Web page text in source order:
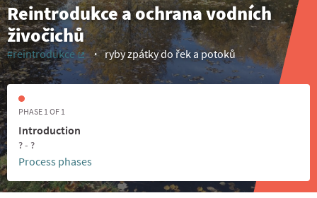
Reintrodukce a ochrana vodních
živočichů
#reintrodukce
(External link)
ryby zpátky do řek a potoků
PHASE 1 OF 1
Introduction
? - ?
Process phases